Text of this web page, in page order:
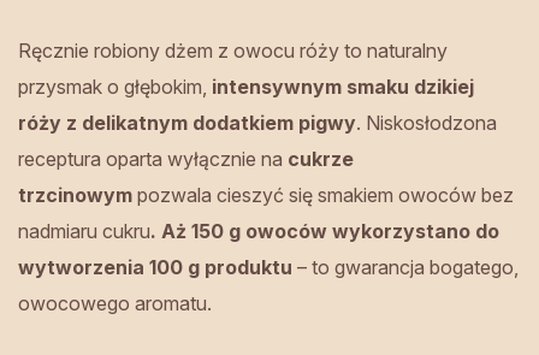
Ręcznie robiony dżem z owocu róży to naturalny
przysmak o głębokim, intensywnym smaku dzikiej
róży z delikatnym dodatkiem pigwy. Niskosłodzona
receptura oparta wyłącznie na cukrze
trzcinowym pozwala cieszyć się smakiem owoców bez
nadmiaru cukru. Aż 150 g owoców wykorzystano do
wytworzenia 100 g produktu – to gwarancja bogatego,
owocowego aromatu.